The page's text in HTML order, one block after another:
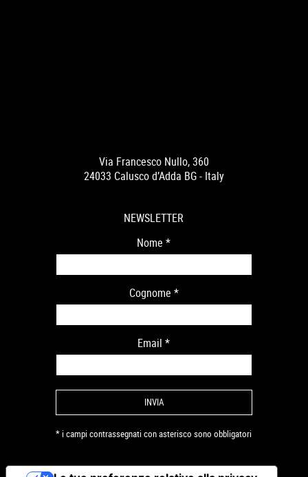
Via Francesco Nullo, 360
24033 Calusco d’Adda BG - Italy
NEWSLETTER
Nome*
Cognome *
Email*
* i campi contrassegnati con asterisco sono obbligatori